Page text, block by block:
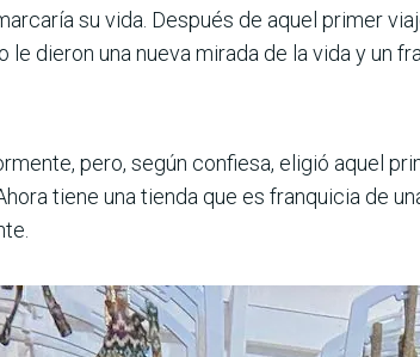
su vida. Después de aquel primer
dieron una nueva mirada de la vida y un
pero, según confiesa, eligió aquel
tiene una tienda que es franquicia de